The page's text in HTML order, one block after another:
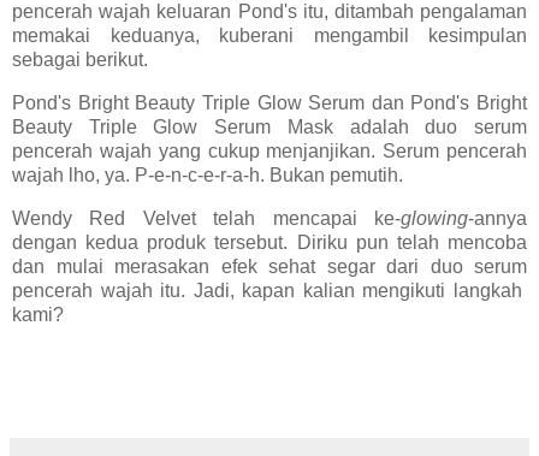
pencerah wajah keluaran Pond's itu, ditambah pengalaman
memakai keduanya, kuberani mengambil kesimpulan
sebagai berikut.
Pond's Bright Beauty Triple Glow Serum dan Pond's Bright
Beauty Triple Glow Serum Mask adalah duo serum
pencerah wajah yang cukup menjanjikan. Serum pencerah
wajah lho, ya. P-e-n-c-e-r-a-h. Bukan pemutih.
Wendy Red Velvet telah mencapai ke-glowing-annya
dengan kedua produk tersebut. Diriku pun telah mencoba
dan mulai merasakan efek sehat segar dari duo serum
pencerah wajah itu. Jadi, kapan kalian mengikuti langkah
kami?